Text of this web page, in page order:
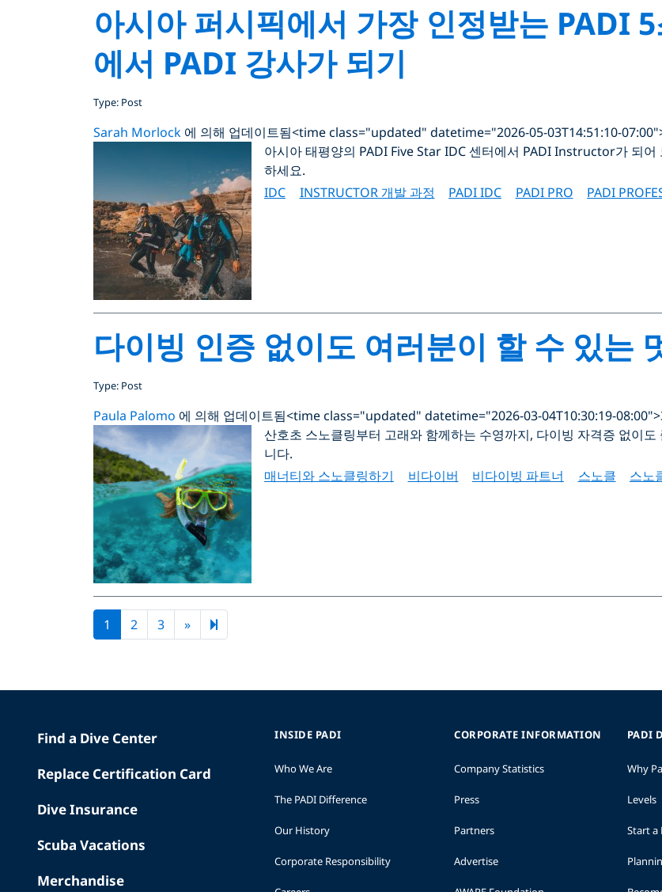
아시아 퍼시픽에서 가장 인정받는 PADI
에서 PADI 강사가 되기
Type: Post
Sarah Morlock 에 의해 업데이트됨<time class="updated" datetime="2026-05-03T14:51:10-
아시아 태평양의 PADI Five Star IDC 센터에서 PADI Instructor가 되
하세요.
IDC
INSTRUCTOR 개발 과정 PADI IDC PADI PRO PADI
다이빙 인증 없이도 여러분이 할 수 있는
Type: Post
Paula Palomo 에 의해 업데이트됨<time class="updated" datetime="2026-03-04T10:30:19-
산호초 스노클링부터 고래와 함께하는 수영까지, 다이빙 자격증 없이
니다.
매너티와 스노클링하기
비다이버 비다이빙 파트너 스노클 스노
1 2 3 »Next page
6
Find a Dive Center
Replace Certification Card
Dive Insurance
Scuba Vacations
Merchandise
INSIDE PADI
Who We Are
The PADI Difference
Our History
Corporate Responsibility
CORPORATE INFORMATION
Company Statistics
Press
Partners
Advertise
PADI
Why
Levels
Start a